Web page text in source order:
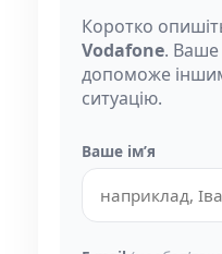
Коротко
Vodafone. Ваше
допоможе
ситуацію.
Ваше імʼя